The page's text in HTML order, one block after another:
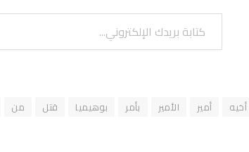
كتابة بريدك الإلكتروني...
أخيه أمير الأمير بأمر بوهيميا قتل من